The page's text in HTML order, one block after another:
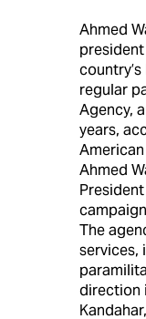
Ahmed
regular
Agency,
years,
Ahmed
The
services,
direction